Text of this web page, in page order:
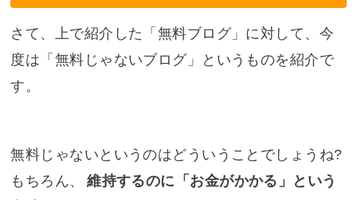
さて、上で紹介した「無料ブログ」に対して、今
度は「無料じゃないブログ」というものを紹介で
す。
無料じゃないというのはどういうことでしょうね?
もちろん、
維持するのに「お金がかかる」という